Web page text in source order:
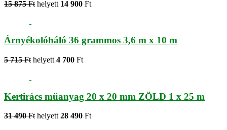
15 875 Ft helyett 14 900 Ft
Árnyékolóháló 36 grammos 3,6 m x 10 m
5 715 Ft helyett 4 700 Ft
Kertirács műanyag 20 x 20 mm ZÖLD 1 x 25 m
31 490 Fthelyett28 490 Ft